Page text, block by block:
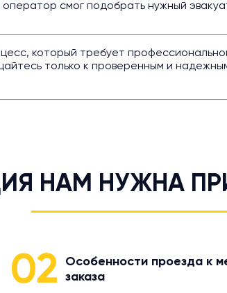
смог подобрать нужный
который требует
только к проверенным и
НАМ НУЖНА
02
Особенности проезда к
заказа